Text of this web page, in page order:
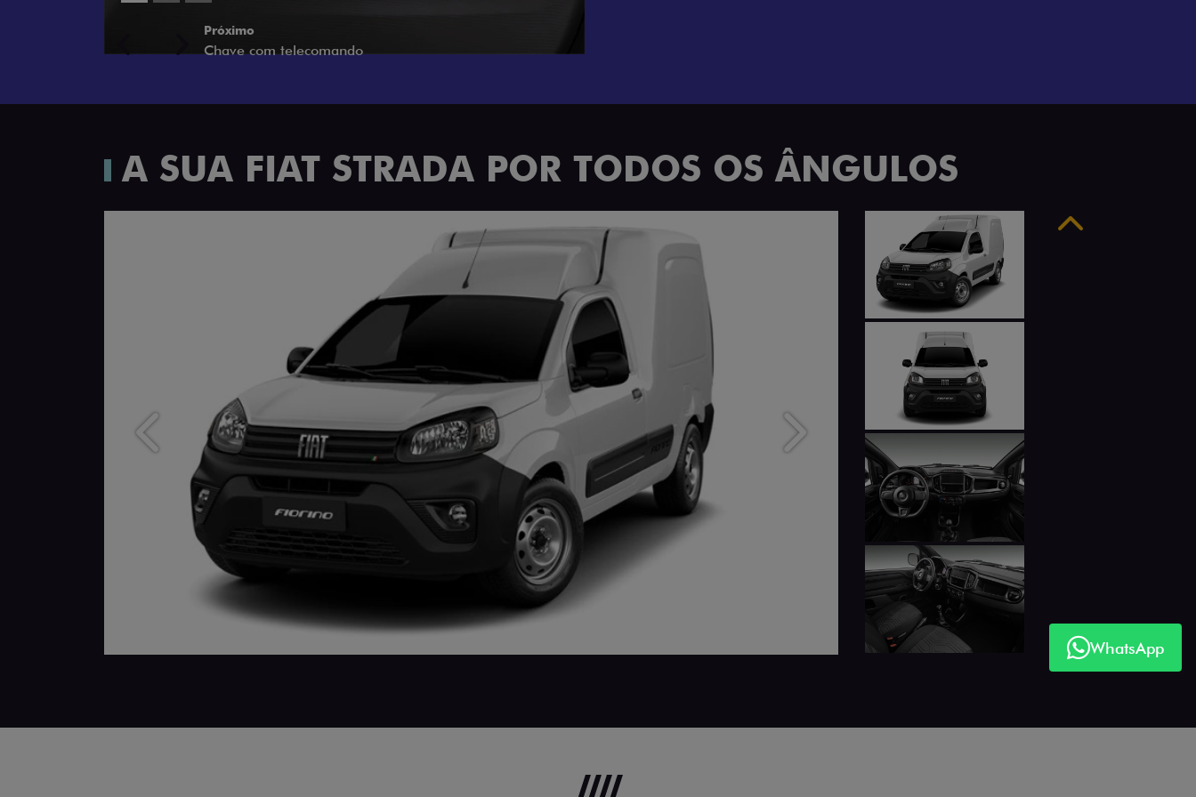
PreviousNext
A SUA FIAT STRADA POR TODOS OS ÂNGULOS
Anterior
Próximo
WhatsApp